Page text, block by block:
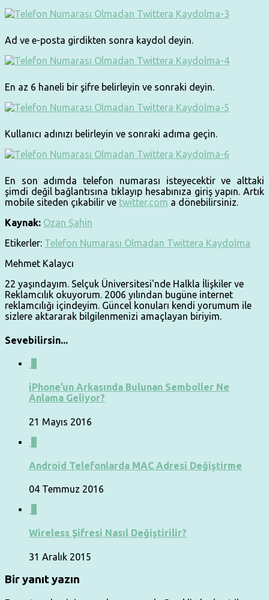
Ad ve e-posta girdikten sonra kaydol deyin.
En az 6 haneli bir şifre belirleyin ve sonraki deyin.
Kullanıcı adınızı belirleyin ve sonraki adıma geçin.
En son adımda telefon numarası isteyecektir ve alttaki
şimdi değil bağlantısına tıklayıp hesabınıza giriş yapın. Artık
mobile siteden çıkabilir ve twitter.com a dönebilirsiniz.
Kaynak: Ozan Şahin
Etikerler: Telefon Numarası Olmadan Twittera Kaydolma
Mehmet Kalaycı
22 yaşındayım. Selçuk Üniversitesi'nde Halkla İlişkiler ve
Reklamcılık okuyorum. 2006 yılından bugüne internet
reklamcılığı içindeyim. Güncel konuları kendi yorumum ile
sizlere aktararak bilgilenmenizi amaçlayan biriyim.
Sevebilirsin...
iPhone’un Arkasında Bulunan Semboller Ne
Anlama Geliyor?
21 Mayıs 2016
Android Telefonlarda MAC Adresi Değiştirme
04 Temmuz 2016
Wireless Şifresi Nasıl Değiştirilir?
31 Aralık 2015
Bir yanıt yazın